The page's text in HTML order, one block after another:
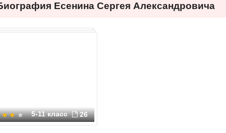
Есенина Сергея Александровича
5-11 класс 26